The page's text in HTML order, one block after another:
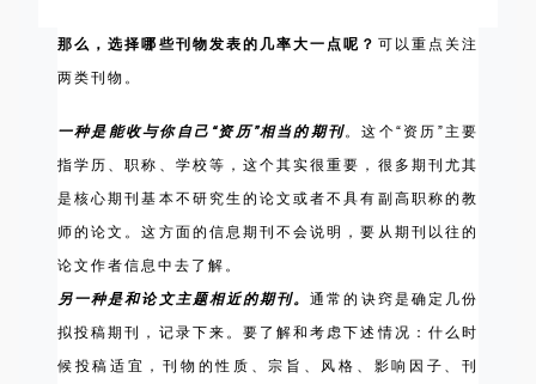
那么，选择哪些刊物发表的几率大一点呢？ 可以重点关注
两类刊物。
一种是能收与你自己“资历”相当的期刊。这个“资历”主要
指学历、职称、学校等，这个其实很重要，很多期刊尤其
是核心期刊基本不研究生的论文或者不具有副高职称的教
师的论文。这方面的信息期刊不会说明，要从期刊以往的
论文作者信息中去了解。
另一种是和论文主题相近的期刊。通常的诀窍是确定几份
拟投稿期刊，记录下来。要了解和考虑下述情况：什么时
候投稿适宜，刊物的性质、宗旨、风格、影响因子、刊